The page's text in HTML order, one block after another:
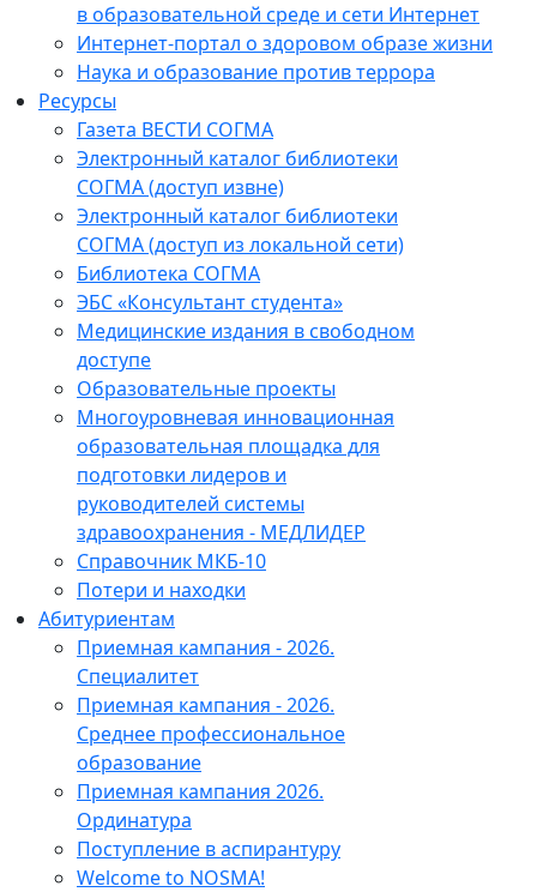
в образовательной среде и сети Интернет
Интернет-портал о здоровом образе жизни
Наука и образование против террора
Ресурсы
Газета ВЕСТИ СОГМА
Электронный каталог библиотеки
СОГМА (доступ извне)
Электронный каталог библиотеки
СОГМА (доступ из локальной сети)
Библиотека СОГМА
ЭБС «Консультант студента»
Медицинские издания в свободном
доступе
Образовательные проекты
Многоуровневая инновационная
образовательная площадка для
подготовки лидеров и
руководителей системы
здравоохранения - МЕДЛИДЕР
Справочник МКБ-10
Потери и находки
Абитуриентам
Приемная кампания - 2026.
Специалитет
Приемная кампания - 2026.
Среднее профессиональное
образование
Приемная кампания 2026.
Ординатура
Поступление в аспирантуру
Welcome to NOSMA!